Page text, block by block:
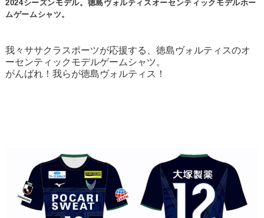
2024シーズンモデル。徳島ヴォルティスオーセンティックモデルホー
ムゲームシャツ。
我々ササクラスポーツが応援する、徳島ヴォルティスのオ
ーセンティックモデルゲームシャツ。
がんばれ！我らが徳島ヴォルティス！